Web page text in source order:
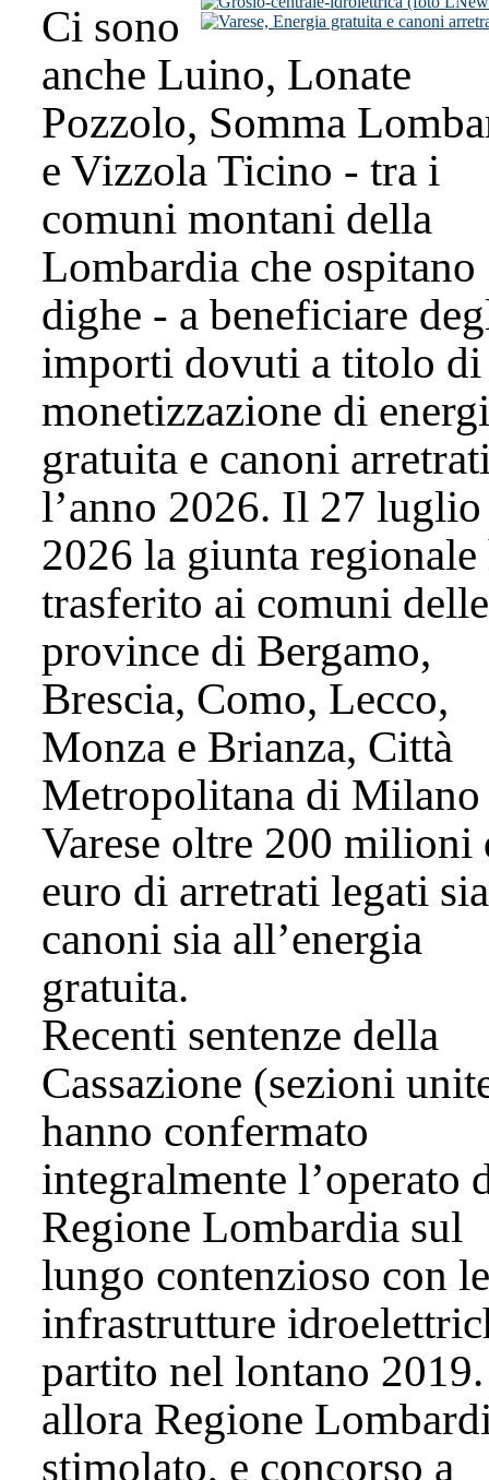
Ci sono
anche Luino, Lonate
Pozzolo, Somma
e Vizzola Ticino - tra i
comuni montani della
Lombardia che ospitano
dighe - a beneficiare
importi dovuti a titolo di
monetizzazione di
gratuita e canoni
l’anno 2026. Il 27 luglio
2026 la giunta regionale
trasferito ai comuni delle
province di Bergamo,
Brescia, Como, Lecco,
Monza e Brianza, Città
Metropolitana di Milano
Varese oltre 200 milioni
euro di arretrati legati
canoni sia all’energia
gratuita.
Recenti sentenze della
Cassazione (sezioni
hanno confermato
integralmente l’operato
Regione Lombardia sul
lungo contenzioso con le
infrastrutture
partito nel lontano
allora Regione
stimolato, e concorso a